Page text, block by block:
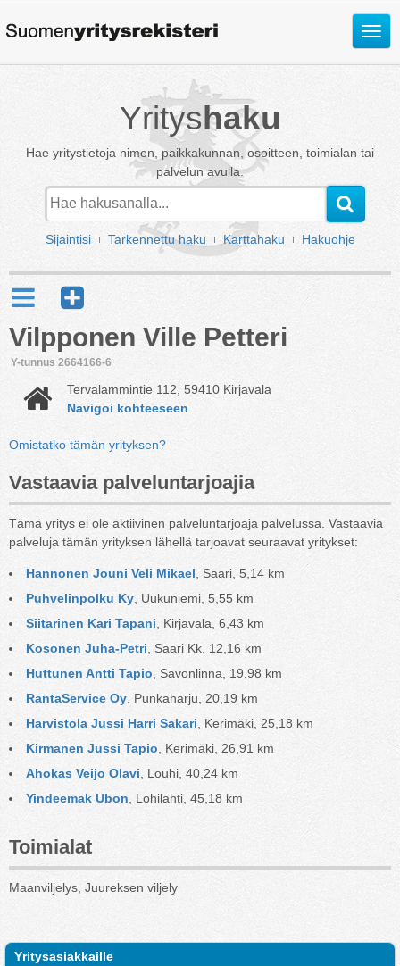
Avaa
Yrityshaku
Hae yritystietoja nimen, paikkakunnan, osoitteen, toimialan tai
palvelun avulla.
Sijaintisi Tarkennettu haku Karttahaku Hakuohje
Vilpponen Ville Petteri
Y-tunnus 2664166-6
Tervalammintie 112, 59410 Kirjavala
Navigoi kohteeseen
Omistatko tämän yrityksen?
Vastaavia palveluntarjoajia
Tämä yritys ei ole aktiivinen palveluntarjoaja palvelussa. Vastaavia
palveluja tämän yrityksen lähellä tarjoavat seuraavat yritykset:
Hannonen Jouni Veli Mikael , Saari, 5,14 km
Puhvelinpolku Ky , Uukuniemi, 5,55 km
Siitarinen Kari Tapani , Kirjavala, 6,43 km
Kosonen Juha-Petri , Saari Kk, 12,16 km
Huttunen Antti Tapio , Savonlinna, 19,98 km
RantaService Oy , Punkaharju, 20,19 km
Harvistola Jussi Harri Sakari , Kerimäki, 25,18 km
Kirmanen Jussi Tapio , Kerimäki, 26,91 km
Ahokas Veijo Olavi , Louhi, 40,24 km
Yindeemak Ubon , Lohilahti, 45,18 km
Toimialat
Maanviljelys, Juureksen viljely
Yritysasiakkaille